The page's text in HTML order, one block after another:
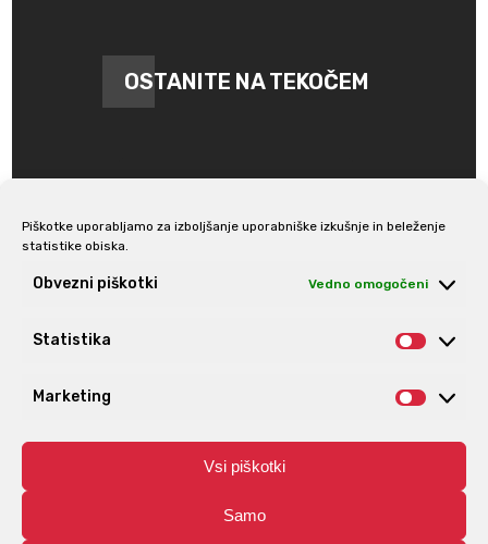
Piškotke uporabljamo za izboljšanje uporabniške izkušnje in beleženje
statistike obiska.
Obvezni piškotki Vedno omogočeni
Statistika
Marketing
Vsi piškotki
Samo
OSTANITE NA TEKOČEM